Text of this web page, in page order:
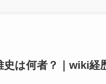
史は何者？｜wiki